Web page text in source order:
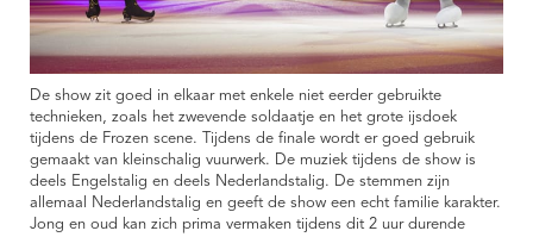
De show zit goed in elkaar met enkele niet eerder gebruikte
technieken, zoals het zwevende soldaatje en het grote ijsdoek
tijdens de Frozen scene. Tijdens de finale wordt er goed gebruik
gemaakt van kleinschalig vuurwerk. De muziek tijdens de show is
deels Engelstalig en deels Nederlandstalig. De stemmen zijn
allemaal Nederlandstalig en geeft de show een echt familie karakter.
Jong en oud kan zich prima vermaken tijdens dit 2 uur durende